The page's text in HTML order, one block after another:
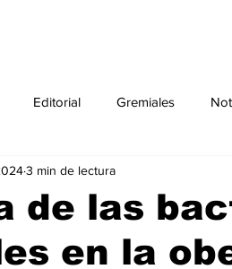
Editorial Gremiales
Sección especial
Ciencia y Tecnología especial
de las
en la
3 min de lectura